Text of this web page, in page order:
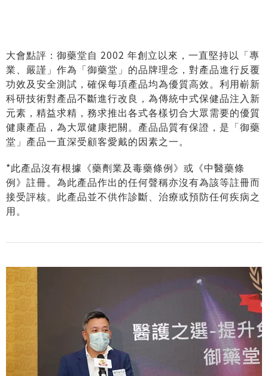
大會點評：御藥堂自 2002 年創立以來，一直堅持以「專
業、嚴謹」作為「御藥堂」的品牌理念，對產品進行反覆
功效及安全測試，確保每項產品均為優質高效。利用嶄新
科研技術對產品不斷進行改良，為傳統中式保健品注入新
元素，精益求精，務求推出各式各樣切合大眾需要的優質
健康產品，為大眾健康把關。產品品質有保證，是「御藥
堂」產品一直深受顧客愛戴的因素之一。
*此產品沒有根據《藥劑業及毒藥條例》或《中醫藥條
例》註冊。為此產品作出的任何聲稱亦沒有為該等註冊而
接受評核。此產品並不供作診斷、治療或預防任何疾病之
用。